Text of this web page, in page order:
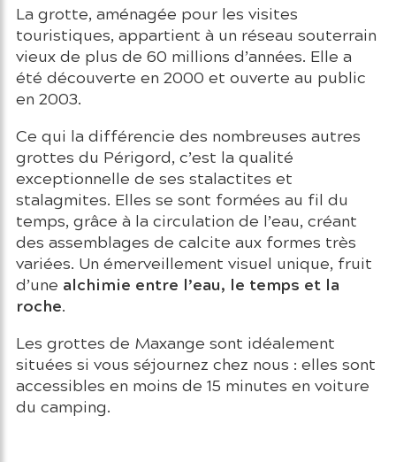
La grotte, aménagée pour les visites
touristiques, appartient à un réseau souterrain
vieux de plus de 60 millions d’années. Elle a
été découverte en 2000 et ouverte au public
en 2003.
Ce qui la différencie des nombreuses autres
grottes du Périgord, c’est la qualité
exceptionnelle de ses stalactites et
stalagmites. Elles se sont formées au fil du
temps, grâce à la circulation de l’eau, créant
des assemblages de calcite aux formes très
variées. Un émerveillement visuel unique, fruit
d’une alchimie entre l’eau, le temps et la
roche.
Les grottes de Maxange sont idéalement
situées si vous séjournez chez nous : elles sont
accessibles en moins de 15 minutes en voiture
du camping.